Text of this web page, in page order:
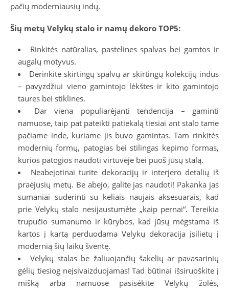
pačių moderniausių indų.
Šių metų Velykų stalo ir namų dekoro TOP5:
Rinkitės natūralias, pastelines spalvas bei gamtos ir
augalų motyvus.
Derinkite skirtingų spalvų ar skirtingų kolekcijų indus
– pavyzdžiui vieno gamintojo lėkštes ir kito gamintojo
taures bei stiklines.
Dar viena populiarėjanti tendencija – gaminti
namuose, taip pat pateikti patiekalą tiesiai ant stalo tame
pačiame inde, kuriame jis buvo gamintas. Tam rinkitės
modernių formų, patogias bei stilingas kepimo formas,
kurios patogios naudoti virtuvėje bei puoš jūsų stalą.
Neabejotinai turite dekoracijų ir interjero detalių iš
praėjusių metų. Be abejo, galite jas naudoti! Pakanka jas
sumaniai suderinti su keliais naujais aksesuarais, kad
prie Velykų stalo nesijaustumėte „kaip pernai“. Tereikia
trupučio sumanumo ir kūrybos, kad jūsų mėgstama iš
kartos į kartą perduodama Velykų dekoracija įsilietų į
modernią šių laikų šventę.
Velykų stalas be žaliuojančių šakelių ar pavasarinių
gėlių tiesiog neįsivaizduojamas! Tad būtinai išsiruoškite į
mišką arba namuose pasisėkite Velykų žolės,